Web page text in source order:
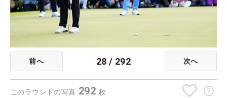
前へ 28 / 292 次へ
このラウンドの写真 292 枚